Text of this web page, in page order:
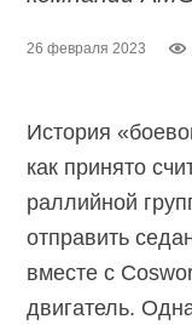
26 февраля 2023
История
как принято
раллийной
отправить
вместе с
двигатель.